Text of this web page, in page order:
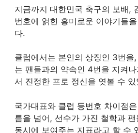
지금까지 대한민국 축구의 보배,
번호에 얽힌 흥미로운 이야기들
다.
클럽에서는 본인의 상징인 3번을
는 팬들과의 약속인 4번을 지켜
서 진정한 프로 정신을 엿볼 수
국가대표와 클럽 등번호 차이점
름을 넘어, 선수가 가진 철학과
동시에 보여주는 지표라고 할 수